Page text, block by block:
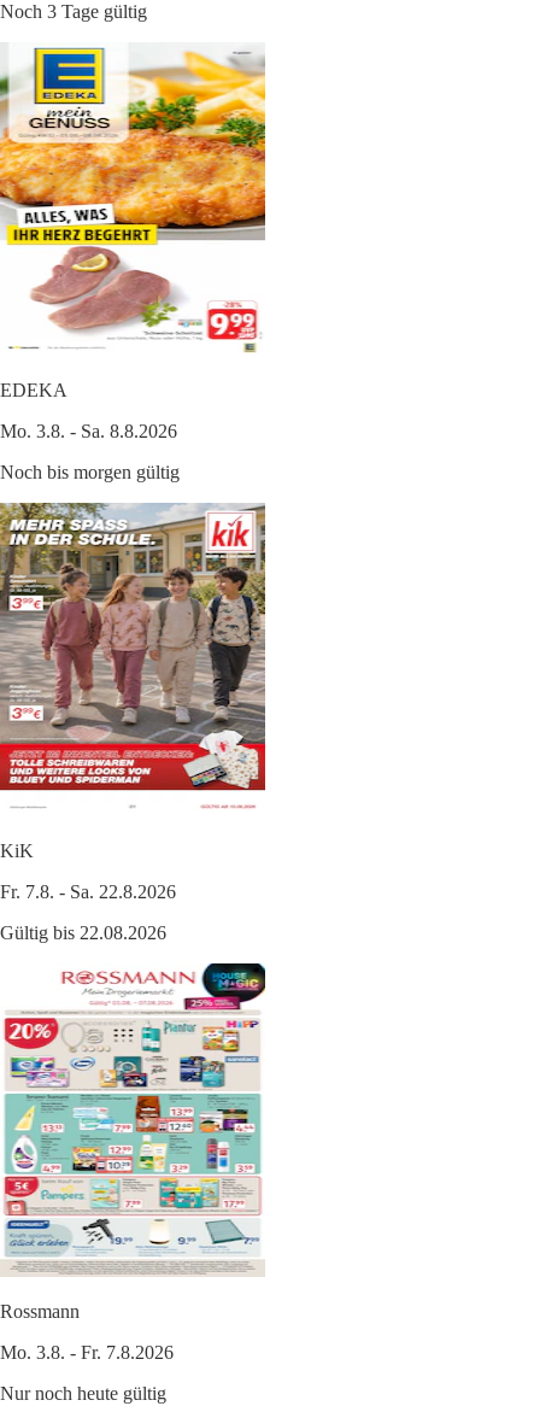
Noch 3 Tage gültig
EDEKA
Mo. 3.8. - Sa. 8.8.2026
Noch bis morgen gültig
KiK
Fr. 7.8. - Sa. 22.8.2026
Gültig bis 22.08.2026
Rossmann
Mo. 3.8. - Fr. 7.8.2026
Nur noch heute gültig